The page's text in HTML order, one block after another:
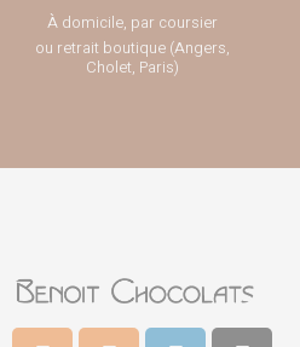
À domicile, par coursier
ou retrait boutique (Angers,
Cholet, Paris)